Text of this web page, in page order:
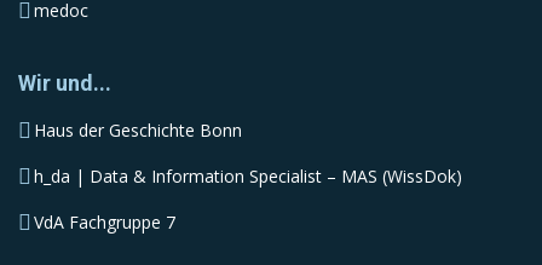
medoc
Wir und...
Haus der Geschichte Bonn
h_da | Data & Information Specialist – MAS (WissDok)
VdA Fachgruppe 7